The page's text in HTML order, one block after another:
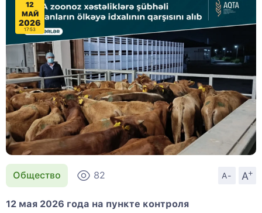
12
МАЙ
2026
17:53
Общество 82 A- A
+
12 мая 2026 года на пункте контроля